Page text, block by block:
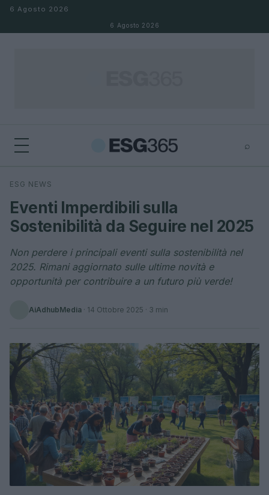
Salta al contenuto
6 Agosto 2026
6 Agosto 2026
⌕
Cerca
ESG NEWS
Eventi Imperdibili sulla
Sostenibilità da Seguire nel 2025
Non perdere i principali eventi sulla sostenibilità nel
2025. Rimani aggiornato sulle ultime novità e
opportunità per contribuire a un futuro più verde!
AiAdhubMedia · 14 Ottobre 2025 · 3 min